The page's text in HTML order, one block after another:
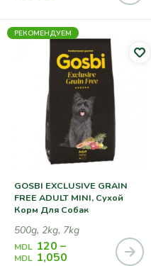
РЕКОМЕНДУЕМ
GOSBI EXCLUSIVE GRAIN
FREE ADULT MINI, Сухой
Корм Для Собак
500g, 2kg, 7kg
MDL 120 –
MDL 1,050